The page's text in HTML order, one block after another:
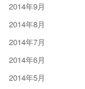
2014年9月
2014年8月
2014年7月
2014年6月
2014年5月